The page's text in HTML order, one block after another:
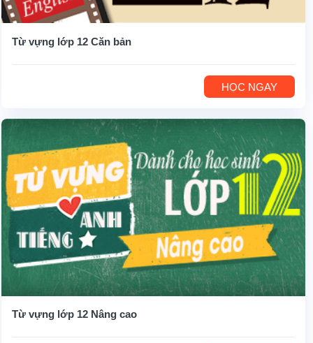
Từ vựng lớp 12 Căn bản
HỌC NGAY
Từ vựng lớp 12 Nâng cao